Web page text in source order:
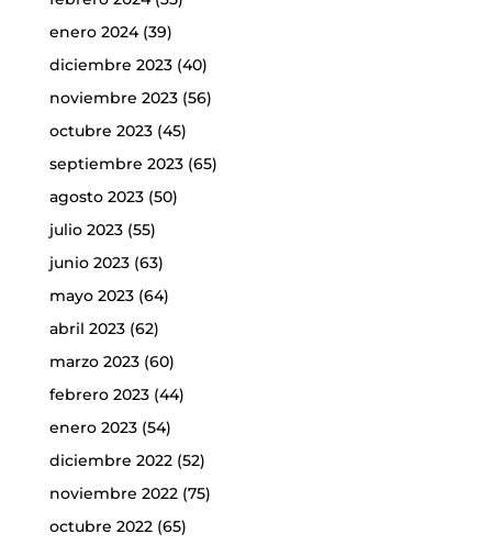
enero 2024(39)
diciembre 2023(40)
noviembre 2023(56)
octubre 2023(45)
septiembre 2023(65)
agosto 2023(50)
julio 2023(55)
junio 2023(63)
mayo 2023(64)
abril 2023(62)
marzo 2023(60)
febrero 2023(44)
enero 2023(54)
diciembre 2022(52)
noviembre 2022(75)
octubre 2022(65)